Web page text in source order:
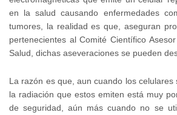
en la salud causando enfermedades
tumores, la realidad es que, aseguran
pertenecientes al Comité Científico
Salud, dichas aseveraciones se pueden
La razón es que, aun cuando los celulares
la radiación que estos emiten está muy
de seguridad, aún más cuando no se